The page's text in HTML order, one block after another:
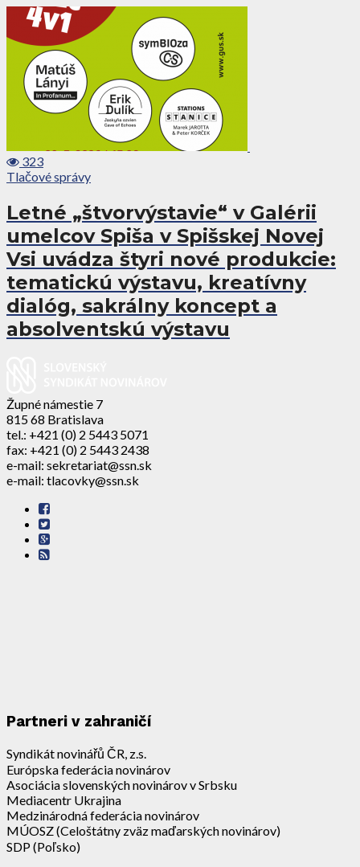
323
Tlačové správy
Letné „štvorvýstavie“ v Galérii
umelcov Spiša v Spišskej Novej
Vsi uvádza štyri nové produkcie:
tematickú výstavu, kreatívny
dialóg, sakrálny koncept a
absolventskú výstavu
Župné námestie 7
815 68 Bratislava
tel.: +421 (0) 2 5443 5071
fax: +421 (0) 2 5443 2438
e-mail: sekretariat@ssn.sk
e-mail: tlacovky@ssn.sk
Partneri v zahraničí
Syndikát novinářů ČR, z.s.
Európska federácia novinárov
Asociácia slovenských novinárov v Srbsku
Mediacentr Ukrajina
Medzinárodná federácia novinárov
MÚOSZ (Celoštátny zväz maďarských novinárov)
SDP (Poľsko)